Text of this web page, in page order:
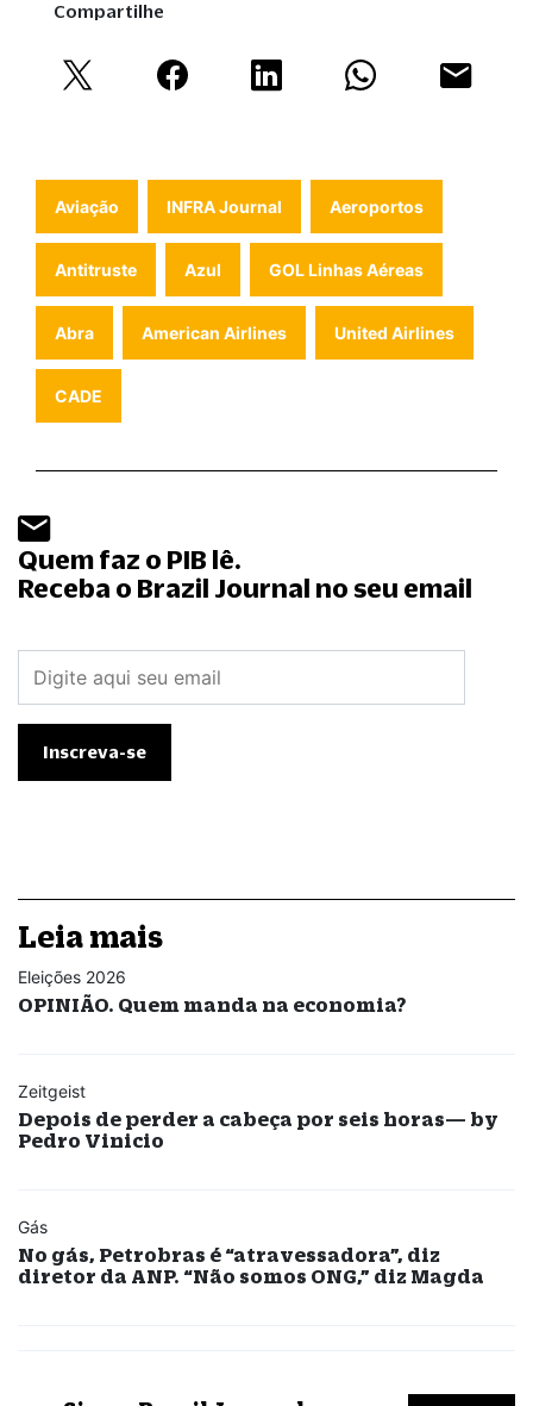
Compartilhe
Aviação INFRA Journal Aeroportos
Antitruste Azul GOL Linhas Aéreas
Abra American Airlines United Airlines
CADE
Quem faz o PIB lê.
Receba o Brazil Journal no seu email
Leia mais
Eleições 2026
OPINIÃO. Quem manda na economia?
Zeitgeist
Depois de perder a cabeça por seis horas— by
Pedro Vinicio
Gás
No gás, Petrobras é “atravessadora”, diz
diretor da ANP. “Não somos ONG,” diz Magda